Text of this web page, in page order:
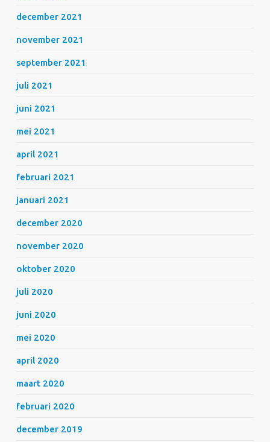
december 2021
november 2021
september 2021
juli 2021
juni 2021
mei 2021
april 2021
februari 2021
januari 2021
december 2020
november 2020
oktober 2020
juli 2020
juni 2020
mei 2020
april 2020
maart 2020
februari 2020
december 2019